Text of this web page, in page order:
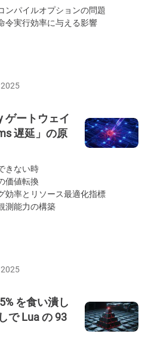
ンパイルオプションの問題
令実行効率に与える影響
ゲートウェイ
遅延」の原
きない時
価値転換
効率とリソース最適化指標
測能力の構築
を食い潰し
で Lua の 93